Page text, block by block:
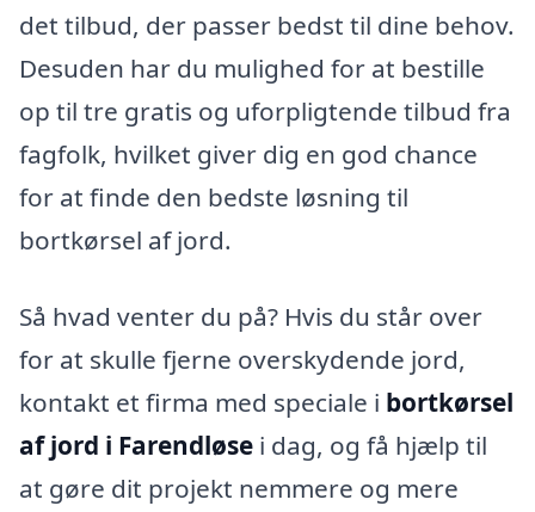
det tilbud, der passer bedst til dine behov.
Desuden har du mulighed for at bestille
op til tre gratis og uforpligtende tilbud fra
fagfolk, hvilket giver dig en god chance
for at finde den bedste løsning til
bortkørsel af jord.
Så hvad venter du på? Hvis du står over
for at skulle fjerne overskydende jord,
kontakt et firma med speciale i bortkørsel
af jord i Farendløse i dag, og få hjælp til
at gøre dit projekt nemmere og mere